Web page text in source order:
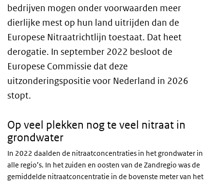
bedrijven mogen onder voorwaarden meer
dierlijke mest op hun land uitrijden dan de
Europese Nitraatrichtlijn toestaat. Dat heet
derogatie. In september 2022 besloot de
Europese Commissie dat deze
uitzonderingspositie voor Nederland in 2026
stopt.
Op veel plekken nog te veel nitraat in
grondwater
In 2022 daalden de nitraatconcentraties in het grondwater in
alle regio’s. In het zuiden en oosten van de Zandregio was de
gemiddelde nitraatconcentratie in de bovenste meter van het